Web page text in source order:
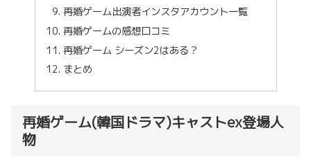
再婚ゲーム出演者インスタアカウント一覧
再婚ゲームの感想口コミ
再婚ゲーム シーズン2はある？
まとめ
再婚ゲーム(韓国ドラマ)キャストex登場人
物